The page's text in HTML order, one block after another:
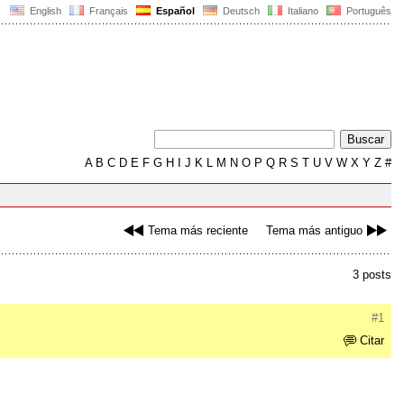
English Français Español Deutsch Italiano Português
AB C D E F G H J K L M N O P Q R S T U V W X Y Z #
Tema más reciente Tema más antiguo
3 posts
#1
Citar